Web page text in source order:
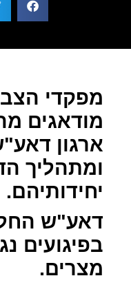
מפקדי
מודאגים
ארגון
ומתהליך
יחידותיהם.
דאע"ש
בפיגועים
מצרים.